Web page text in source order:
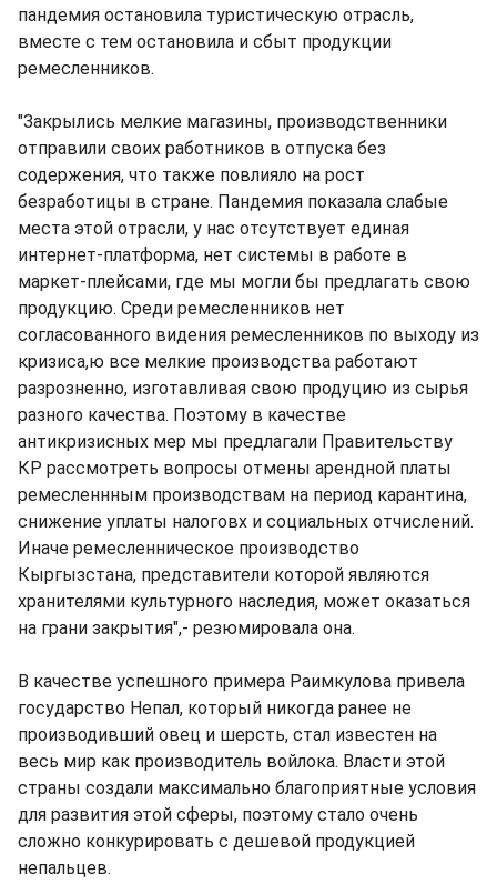
пандемия остановила туристическую отрасль,
вместе с тем остановила и сбыт продукции
ремесленников.
"Закрылись мелкие магазины, производственники
отправили своих работников в отпуска без
содержения, что также повлияло на рост
безработицы в стране. Пандемия показала слабые
места этой отрасли, у нас отсутствует единая
интернет-платформа, нет системы в работе в
маркет-плейсами, где мы могли бы предлагать свою
продукцию. Среди ремесленников нет
согласованного видения ремесленников по выходу из
кризиса,ю все мелкие производства работают
разрозненно, изготавливая свою продуцию из сырья
разного качества. Поэтому в качестве
антикризисных мер мы предлагали Правительству
КР рассмотреть вопросы отмены арендной платы
ремесленнным производствам на период карантина,
снижение уплаты налоговх и социальных отчислений.
Иначе ремесленническое производство
Кыргызстана, представители которой являются
хранителями культурного наследия, может оказаться
на грани закрытия",- резюмировала она.
В качестве успешного примера Раимкулова привела
государство Непал, который никогда ранее не
производивший овец и шерсть, стал известен на
весь мир как производитель войлока. Власти этой
страны создали максимально благоприятные условия
для развития этой сферы, поэтому стало очень
сложно конкурировать с дешевой продукцией
непальцев.